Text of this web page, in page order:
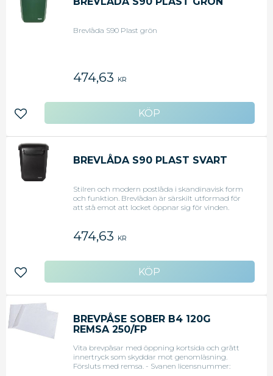
Brevlåda S90 Plast grön
474,63 KR
Lägg till i favoriter
BREVLÅDA S90 PLAST SVART
Stilren och modern postlåda i skandinavisk form
och funktion. Brevlådan är särskilt utformad för
att stå emot att locket öppnar sig för vinden.
415 mm - Höjd inkast: 170 mm - Volym: 20 l - Färg:
474,63 KR
Lägg till i favoriter
BREVPÅSE SOBER B4 120G
REMSA 250/FP
Vita brevpåsar med öppning kortsida och grått
innertryck som skyddar mot genomläsning.
Försluts med remsa. - Svanen licensnummer: